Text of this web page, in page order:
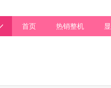
首页 热销整机